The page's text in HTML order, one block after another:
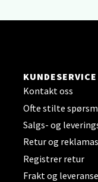
KUNDESERVICE
Kontakt oss
Ofte stilte
Salgs- og
Retur og
Registrer retur
Frakt og leveranse